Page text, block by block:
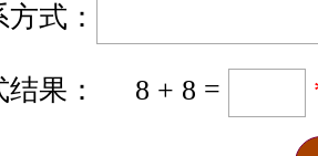
式：
结果： 8 + 8 =